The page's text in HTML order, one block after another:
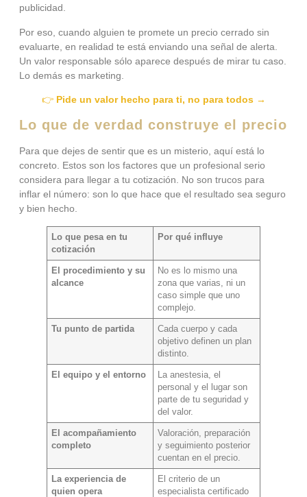
publicidad.
Por eso, cuando alguien te promete un precio cerrado sin
evaluarte, en realidad te está enviando una señal de alerta.
Un valor responsable sólo aparece después de mirar tu caso.
Lo demás es marketing.
👉 Pide un valor hecho para ti, no para todos →
Lo que de verdad construye el precio
Para que dejes de sentir que es un misterio, aquí está lo
concreto. Estos son los factores que un profesional serio
considera para llegar a tu cotización. No son trucos para
inflar el número: son lo que hace que el resultado sea seguro
y bien hecho.
Lo que pesa en tu
cotización
Por qué influye
El procedimiento y su
alcance
No es lo mismo una
zona que varias, ni un
caso simple que uno
complejo.
Tu punto de partida
Cada cuerpo y cada
objetivo definen un plan
distinto.
El equipo y el entorno
La anestesia, el
personal y el lugar son
parte de tu seguridad y
del valor.
El acompañamiento
completo
Valoración, preparación
y seguimiento posterior
cuentan en el precio.
La experiencia de
quien opera
El criterio de un
especialista certificado